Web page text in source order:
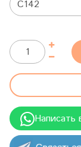
Написать